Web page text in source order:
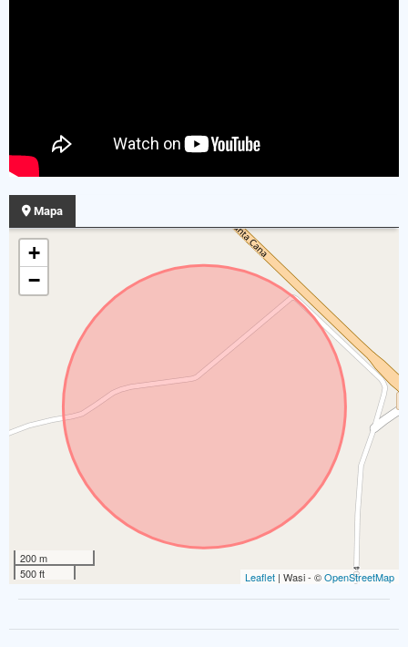
Mapa
+
−
200 m
500 ft
Leaflet | Wasi - ©OpenStreetMap